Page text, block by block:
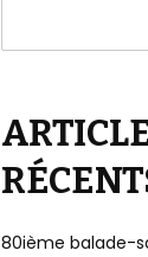
80ième balade-